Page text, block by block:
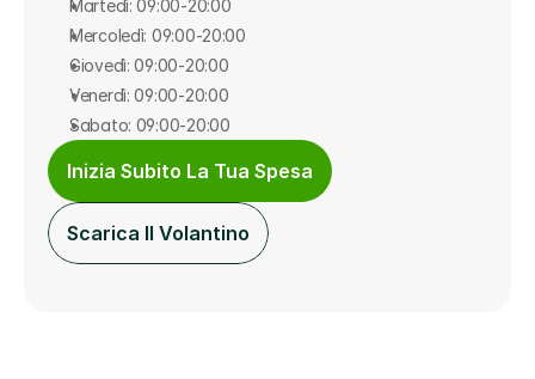
Martedì: 09:00-20:00
Mercoledì: 09:00-20:00
Giovedì: 09:00-20:00
Venerdì: 09:00-20:00
Sabato: 09:00-20:00
Inizia Subito La Tua Spesa
Scarica Il Volantino